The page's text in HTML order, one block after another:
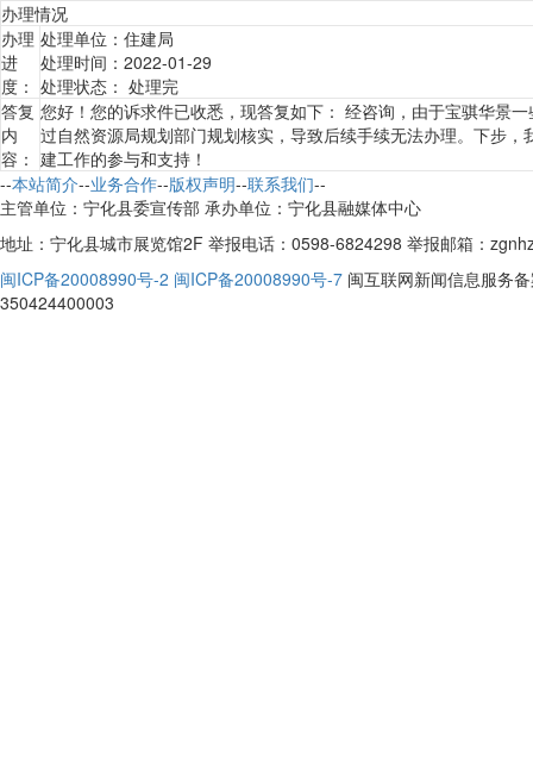
办理情况
办理
进
度：
处理单位： 住建局
处理时间： 2022-01-29
处理状态： 处理完
答复
内
容：
您好！您的诉求件已收悉，现答复如下： 经咨询，由于宝骐华景
过自然资源局规划部门规划核实，导致后续手续无法办理。下步
建工作的参与和支持！
--本站简介--业务合作--版权声明--联系我们--
主管单位：宁化县委宣传部 承办单位：宁化县融媒体中心
地址：宁化县城市展览馆2F 举报电话：0598-6824298 举报邮箱：
闽ICP备20008990号-2 闽ICP备20008990号-7 闽互联网新闻信息服务
350424400003